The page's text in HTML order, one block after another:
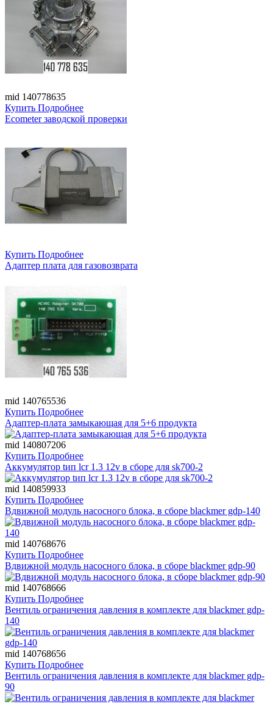
mid 140778635
Купить Подробнее
Ecometer заводской проверки
Купить Подробнее
Адаптер плата для газовозврата
mid 140765536
Купить Подробнее
Адаптер-плата замыкающая для 5+6 продукта
mid 140807206
Купить Подробнее
Аккумулятор tип lcr 1.3 12v в сборе для sk700-2
mid 140859933
Купить Подробнее
Вдвижной модуль насосного блока, в сборе blackmer gdp-140
mid 140768676
Купить Подробнее
Вдвижной модуль насосного блока, в сборе blackmer gdp-90
mid 140768666
Купить Подробнее
Вентиль ограничения давления в комплекте для blackmer gdp-
140
mid 140768656
Купить Подробнее
Вентиль ограничения давления в комплекте для blackmer gdp-
90